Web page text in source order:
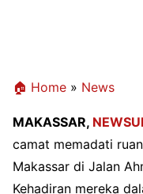
🏠 Home » News
MAKASSAR,
camat memadati
Makassar di Jalan
Kehadiran mereka